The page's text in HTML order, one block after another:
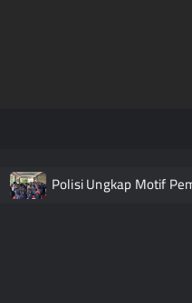
Polisi Ungkap Motif